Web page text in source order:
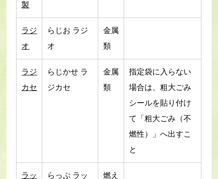
製
ラジ
オ
らじお ラジ
オ
金属
類
ラジ
カセ
らじかせ ラ
ジカセ
金属
類
指定袋に入らない
場合は、粗大ごみ
シールを貼り付け
て「粗大ごみ（不
燃性）」へ出すこ
と
ラッ らっぷ ラッ 燃え